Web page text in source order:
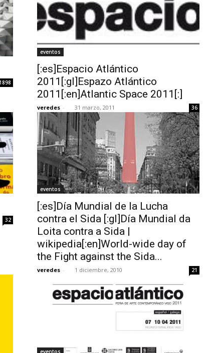
1898
eventos
[:es]Espacio Atlántico
2011[:gl]Espazo Atlántico
2011[:en]Atlantic Space 2011[:]
veredes - 31 marzo, 2011 36
32
eventos
[:es]Día Mundial de la Lucha
contra el Sida [:gl]Día Mundial da
Loita contra a Sida |
wikipedia[:en]World-wide day of
the Fight against the Sida...
veredes - 1 diciembre, 2010 21
eventos